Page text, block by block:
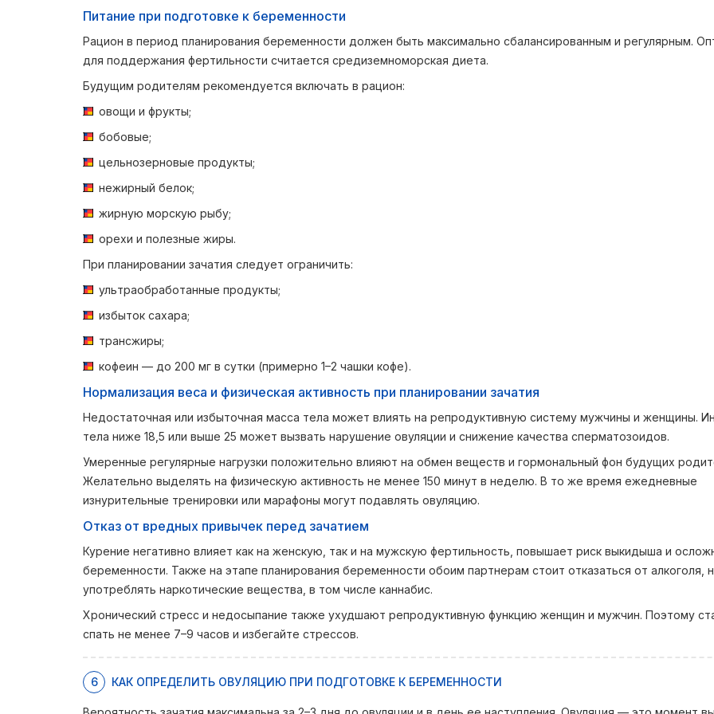
Питание при подготовке к беременности
Рацион в период планирования беременности должен быть максимально сбалансированным и регулярным.
для поддержания фертильности считается средиземноморская диета.
Будущим родителям рекомендуется включать в рацион:
овощи и фрукты;
бобовые;
цельнозерновые продукты;
нежирный белок;
жирную морскую рыбу;
орехи и полезные жиры.
При планировании зачатия следует ограничить:
ультраобработанные продукты;
избыток сахара;
трансжиры;
кофеин — до 200 мг в сутки (примерно 1–2 чашки кофе).
Нормализация веса и физическая активность при планировании зачатия
Недостаточная или избыточная масса тела может влиять на репродуктивную систему мужчины и женщины.
тела ниже 18,5 или выше 25 может вызвать нарушение овуляции и снижение качества сперматозоидов.
Умеренные регулярные нагрузки положительно влияют на обмен веществ и гормональный фон будущих
Желательно выделять на физическую активность не менее 150 минут в неделю. В то же время ежедневные
изнурительные тренировки или марафоны могут подавлять овуляцию.
Отказ от вредных привычек перед зачатием
Курение негативно влияет как на женскую, так и на мужскую фертильность, повышает риск выкидыша и
беременности. Также на этапе планирования беременности обоим партнерам стоит отказаться от алкоголя,
употреблять наркотические вещества, в том числе каннабис.
Хронический стресс и недосыпание также ухудшают репродуктивную функцию женщин и мужчин. Поэтому
спать не менее 7–9 часов и избегайте стрессов.
6 КАК ОПРЕДЕЛИТЬ ОВУЛЯЦИЮ ПРИ ПОДГОТОВКЕ К БЕРЕМЕННОСТИ